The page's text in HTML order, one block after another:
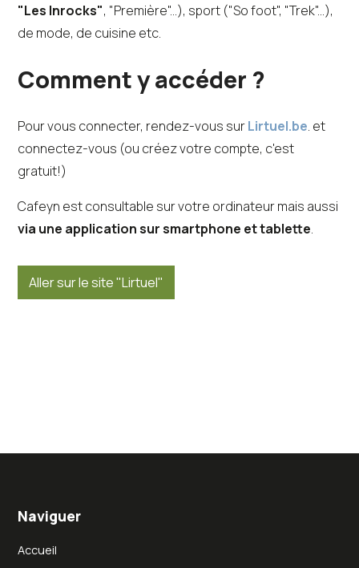
"Les Inrocks", "Première"...), sport ("So foot", "Trek"...),
de mode, de cuisine etc.
Comment y accéder ?
Pour vous connecter, rendez-vous surLirtuel.be. et
connectez-vous (ou créez votre compte, c'est
gratuit!)
Cafeyn est consultable sur votre ordinateur mais aussi
via une application sur smartphone et tablette.
Aller sur le site "Lirtuel"
Naviguer
Accueil